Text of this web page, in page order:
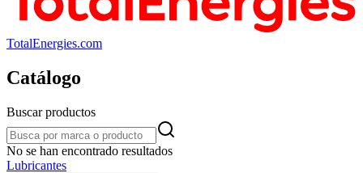
TotalEnergies.com
Catálogo
Buscar productos
Buscar productos
No se han encontrado resultados
Lubricantes